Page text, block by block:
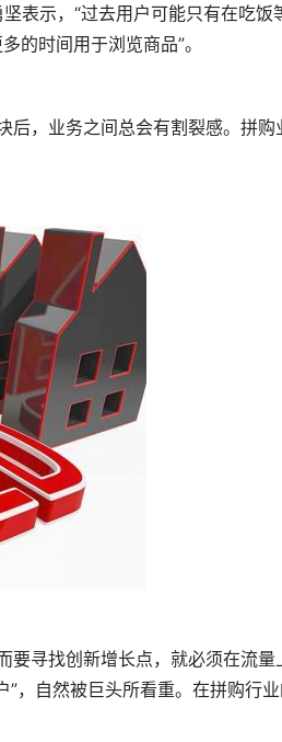
表示，“过去用户可能只有在吃饭
的时间用于浏览商品”。
，自然被巨头所看重。在拼购行